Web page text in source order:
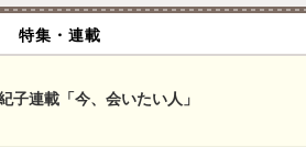
特集・連載
子連載「今、会いたい人」